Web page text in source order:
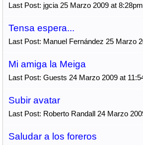
Last Post: jgcia 25 Marzo 2009 at 8:28pm
Tensa espera...
Last Post: Manuel Fernández 25 Marzo
Mi amiga la Meiga
Last Post: Guests 24 Marzo 2009 at
Subir avatar
Last Post: Roberto Randall 24 Marzo
Saludar a los foreros